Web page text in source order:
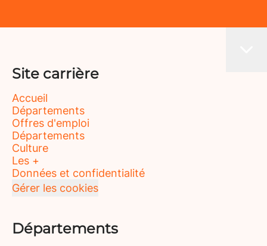
Site carrière
Accueil
Départements
Offres d'emploi
Départements
Culture
Les +
Données et confidentialité
Gérer les cookies
Départements